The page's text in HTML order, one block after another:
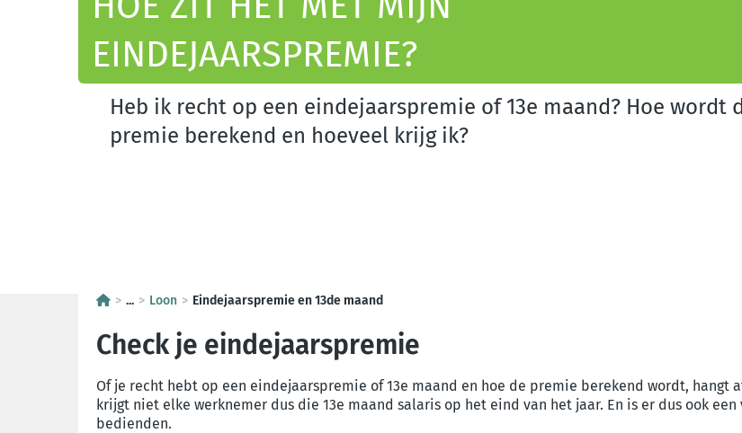
EINDEJAARSPREMIE?
Heb ik recht op een eindejaarspremie of 13e maand? Hoe wordt
premie berekend en hoeveel krijg ik?
... Loon Eindejaarspremie en 13de maand
Check je eindejaarspremie
Of je recht hebt op een eindejaarspremie of 13e maand en hoe de premie berekend wordt, hangt
krijgt niet elke werknemer dus die 13e maand salaris op het eind van het jaar. En is er dus ook
bedienden.